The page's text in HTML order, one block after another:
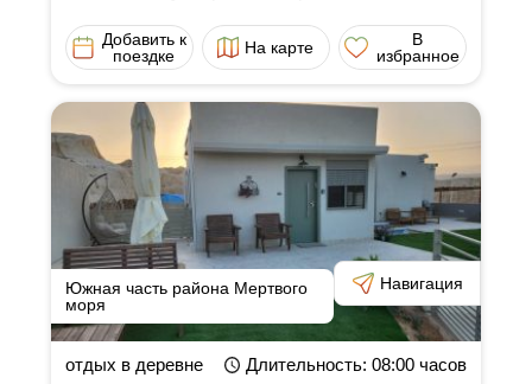
Добавить к
поездке
На карте
В
избранное
Южная часть района Мертвого
моря
Навигация
отдых в деревне Длительность: 08:00часов